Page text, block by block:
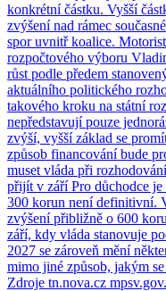
konkrétní částku. Vyšší
zvýšení nad rámec
spor uvnitř koalice.
rozpočtového výboru
růst podle předem
aktuálního politického
takového kroku na státní
nepředstavují pouze
zvýší, vyšší základ se
způsob financování bude
muset vláda při
přijít v září Pro důchodce
300 korun není definitivní.
zvýšení přibližně o 600
září, kdy vláda stanovuje
2027 se zároveň mění
mimo jiné způsob, jakým
Zdroje tn.nova.cz